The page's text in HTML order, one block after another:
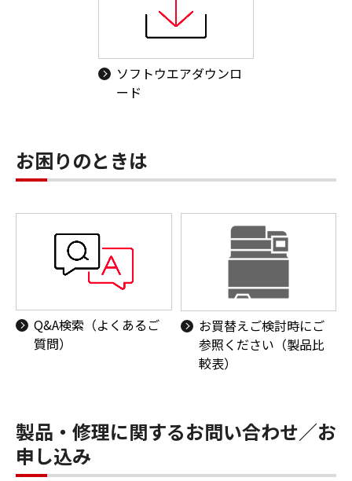
ソフトウエアダウンロ
ード
お困りのときは
Q&A検索（よくあるご
質問）
お買替えご検討時にご
参照ください（製品比
較表）
製品・修理に関するお問い合わせ／お
申し込み